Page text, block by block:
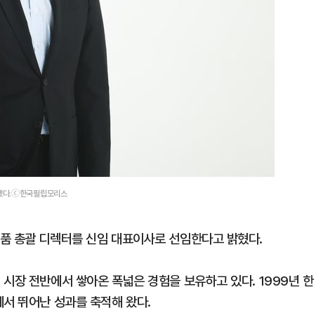
다.ⓒ한국필립모리스
총괄 디렉터를 신임 대표이사로 선임한다고 밝혔다.
장 전반에서 쌓아온 폭넓은 경험을 보유하고 있다. 1999년 한
뛰어난 성과를 축적해 왔다.